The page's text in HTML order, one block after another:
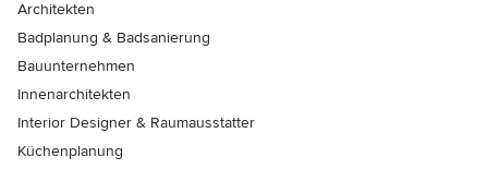
Architekten
Badplanung & Badsanierung
Bauunternehmen
Innenarchitekten
Interior Designer & Raumausstatter
Küchenplanung